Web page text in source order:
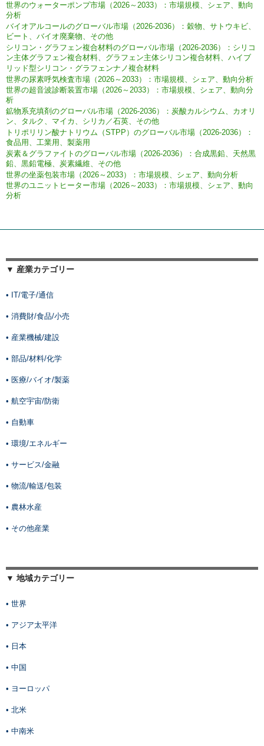
世界のウォーターポンプ市場（2026～2033）：市場規模、シェア、動向
分析
バイオアルコールのグローバル市場（2026-2036）：穀物、サトウキビ、
ビート、バイオ廃棄物、その他
シリコン・グラフェン複合材料のグローバル市場（2026-2036）：シリコ
ン主体グラフェン複合材料、グラフェン主体シリコン複合材料、ハイブ
リッド型シリコン・グラフェンナノ複合材料
世界の尿素呼気検査市場（2026～2033）：市場規模、シェア、動向分析
世界の超音波診断装置市場（2026～2033）：市場規模、シェア、動向分
析
鉱物系充填剤のグローバル市場（2026-2036）：炭酸カルシウム、カオリ
ン、タルク、マイカ、シリカ／石英、その他
トリポリリン酸ナトリウム（STPP）のグローバル市場（2026-2036）：
食品用、工業用、製薬用
炭素＆グラファイトのグローバル市場（2026-2036）：合成黒鉛、天然黒
鉛、黒鉛電極、炭素繊維、その他
世界の坐薬包装市場（2026～2033）：市場規模、シェア、動向分析
世界のユニットヒーター市場（2026～2033）：市場規模、シェア、動向
分析
▼ 産業カテゴリー
• IT/電子/通信
• 消費財/食品/小売
• 産業機械/建設
• 部品/材料/化学
• 医療/バイオ/製薬
• 航空宇宙/防衛
• 自動車
• 環境/エネルギー
• サービス/金融
• 物流/輸送/包装
• 農林水産
• その他産業
▼ 地域カテゴリー
• 世界
• アジア太平洋
• 日本
• 中国
• ヨーロッパ
• 北米
• 中南米